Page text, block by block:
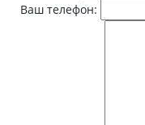
Ваш телефон: